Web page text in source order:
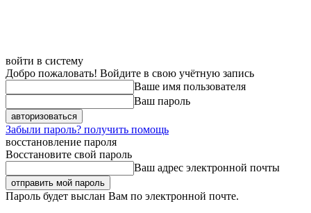
войти в систему
Добро пожаловать! Войдите в свою учётную запись
Ваше имя пользователя
Ваш пароль
Забыли пароль? получить помощь
восстановление пароля
Восстановите свой пароль
Ваш адрес электронной почты
Пароль будет выслан Вам по электронной почте.